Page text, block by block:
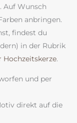
Auf Wunsch
anbringen.
findest du
in der Rubrik
.
und per
direkt auf die